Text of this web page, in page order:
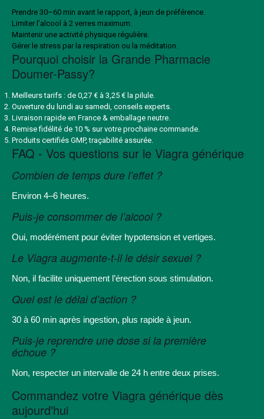
Prendre 30–60 min avant le rapport, à jeun de préférence.
Limiter l’alcool à 2 verres maximum.
Maintenir une activité physique régulière.
Gérer le stress par la respiration ou la méditation.
Pourquoi choisir la Grande Pharmacie
Doumer-Passy?
Meilleurs tarifs : de 0,27 € à 3,25 € la pilule.
Ouverture du lundi au samedi, conseils experts.
Livraison rapide en France & emballage neutre.
Remise fidélité de 10 % sur votre prochaine commande.
Produits certifiés GMP, traçabilité assurée.
FAQ - Vos questions sur le Viagra générique
Combien de temps dure l’effet ?
Environ 4–6 heures.
Puis-je consommer de l’alcool ?
Oui, modérément pour éviter hypotension et vertiges.
Le Viagra augmente-t-il le désir sexuel ?
Non, il facilite uniquement l’érection sous stimulation.
Quel est le délai d’action ?
30 à 60 min après ingestion, plus rapide à jeun.
Puis-je reprendre une dose si la première
échoue ?
Non, respecter un intervalle de 24 h entre deux prises.
Commandez votre Viagra générique dès
aujourd'hui